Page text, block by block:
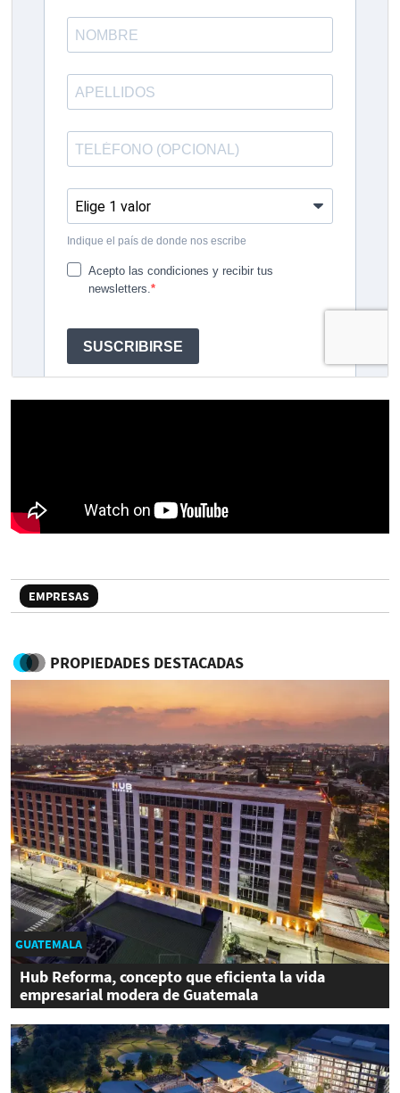
EMPRESAS
PROPIEDADES DESTACADAS
GUATEMALA
Hub Reforma, concepto que eficienta la vida
empresarial modera de Guatemala